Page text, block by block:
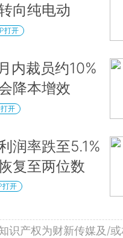
向纯电动
打开
内裁员约10%
降本增效
开
润率跌至5.1%
复至两位数
打开
识产权为财新传媒及/